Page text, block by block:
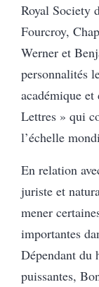
Royal Society
Fourcroy,
Werner et
personnalités
académique
Lettres » qui
l’échelle
En relation
juriste et
mener
importantes
Dépendant du
puissantes,